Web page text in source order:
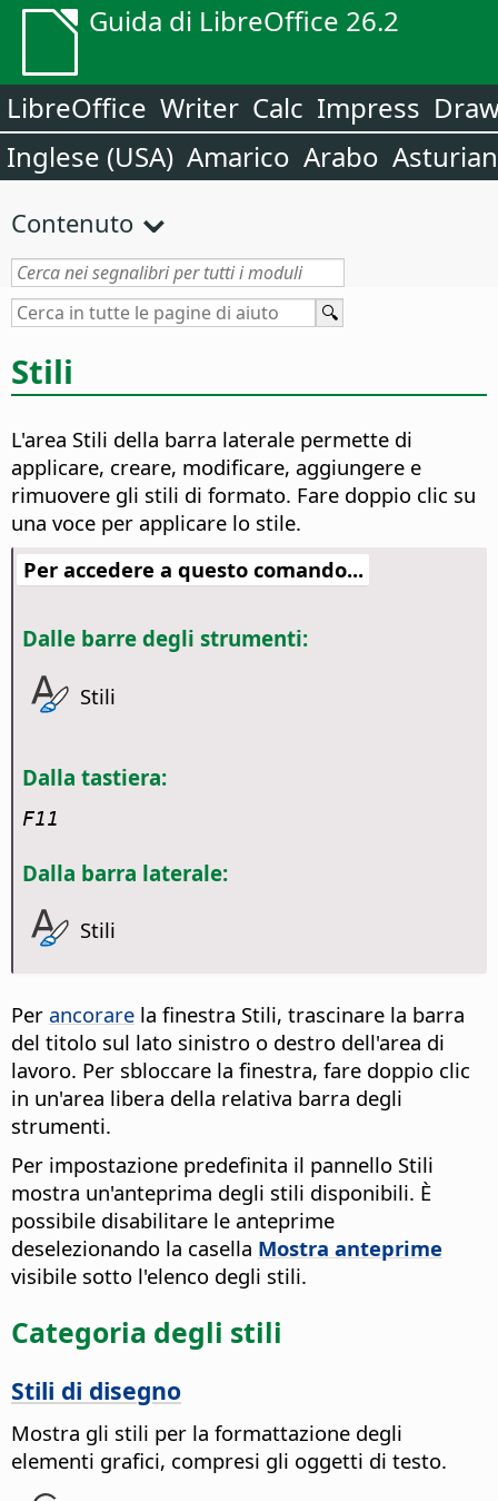
Guida di LibreOffice 26.2
LibreOffice Writer Calc Impress
Inglese (USA) Amarico Arabo
Contenuto
Stili
L'area Stili della barra laterale permette di
applicare, creare, modificare, aggiungere e
rimuovere gli stili di formato. Fare doppio clic su
una voce per applicare lo stile.
Per accedere a questo comando...
Dalle barre degli strumenti:
Stili
Dalla tastiera:
F11
Dalla barra laterale:
Stili
Per ancorare la finestra Stili, trascinare la barra
del titolo sul lato sinistro o destro dell'area di
lavoro. Per sbloccare la finestra, fare doppio clic
in un'area libera della relativa barra degli
strumenti.
Per impostazione predefinita il pannello Stili
mostra un'anteprima degli stili disponibili. È
possibile disabilitare le anteprime
deselezionando la casella Mostra anteprime
visibile sotto l'elenco degli stili.
Categoria degli stili
Stili di disegno
Mostra gli stili per la formattazione degli
elementi grafici, compresi gli oggetti di testo.